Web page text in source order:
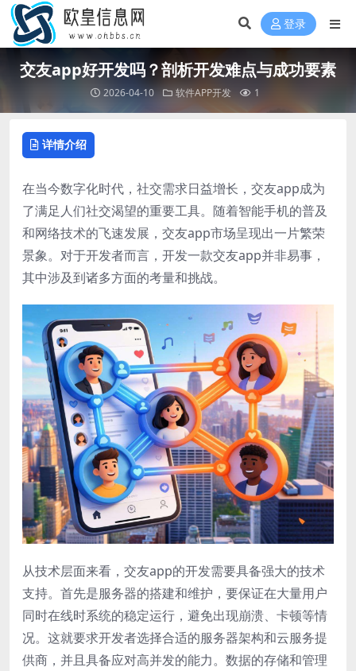
登录
交友app好开发吗？剖析开发难点与成功要素
2026-04-10 软件APP开发 1
详情介绍
在当今数字化时代，社交需求日益增长，交友app成为
了满足人们社交渴望的重要工具。随着智能手机的普及
和网络技术的飞速发展，交友app市场呈现出一片繁荣
景象。对于开发者而言，开发一款交友app并非易事，
其中涉及到诸多方面的考量和挑战。
从技术层面来看，交友app的开发需要具备强大的技术
支持。首先是服务器的搭建和维护，要保证在大量用户
同时在线时系统的稳定运行，避免出现崩溃、卡顿等情
况。这就要求开发者选择合适的服务器架构和云服务提
供商，并且具备应对高并发的能力。数据的存储和管理